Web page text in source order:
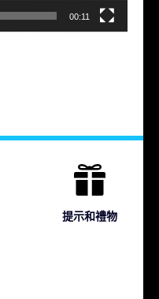
00:11
提示和禮物